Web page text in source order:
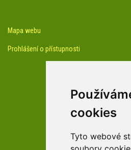
cookies
Tyto webové
Mapa webu
Prohlášení o přístupnosti